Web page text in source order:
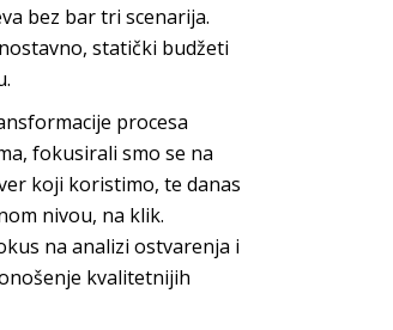
bez bar tri scenarija.
statički budžeti
procesa
fokusirali smo se na
koji koristimo, te danas
nivou, na klik.
na analizi ostvarenja i
kvalitetnijih